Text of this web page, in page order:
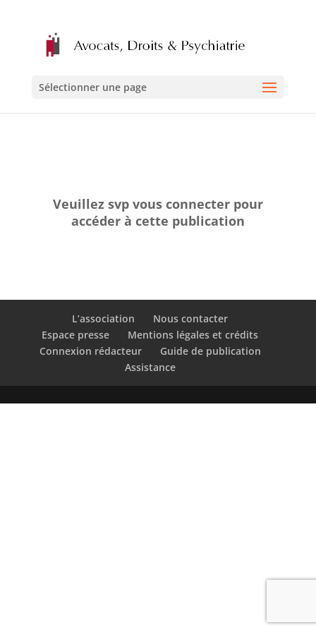
Sélectionner une page
Veuillez svp vous connecter pour
accéder à cette publication
L’association
Nous contacter
Espace presse
Mentions légales et crédits
Connexion rédacteur
Guide de publication
Assistance